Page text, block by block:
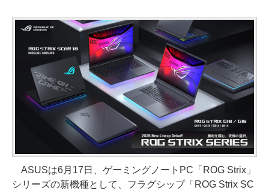
ASUSは6月17日、ゲーミングノートPC「ROG Strix」
シリーズの新機種として、フラグシップ「ROG Strix SC